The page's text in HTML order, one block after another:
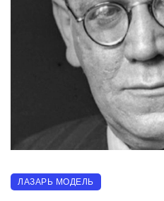
ЛАЗАРЬ МОДЕЛЬ